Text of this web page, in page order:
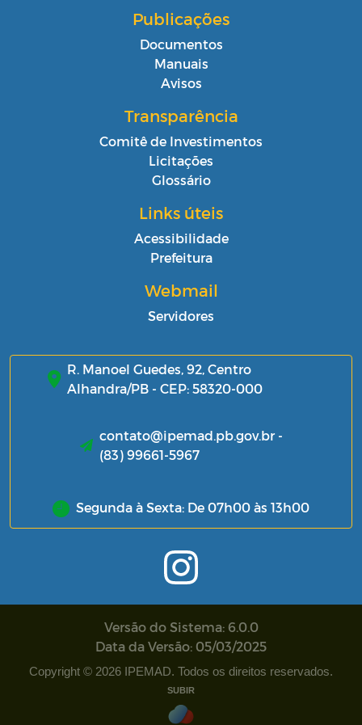
Publicações
Documentos
Manuais
Avisos
Transparência
Comitê de Investimentos
Licitações
Glossário
Links úteis
Acessibilidade
Prefeitura
Webmail
Servidores
R. Manoel Guedes, 92, Centro
Alhandra/PB - CEP: 58320-000
contato@ipemad.pb.gov.br -
(83) 99661-5967
Segunda à Sexta: De 07h00 às 13h00
Versão do Sistema: 6.0.0
Data da Versão: 05/03/2025
Copyright © 2026 IPEMAD. Todos os direitos reservados.
SUBIR